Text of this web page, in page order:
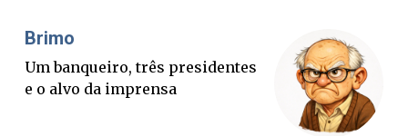
O Boato corre mais rápido que a
verdade. Mas quem paga a